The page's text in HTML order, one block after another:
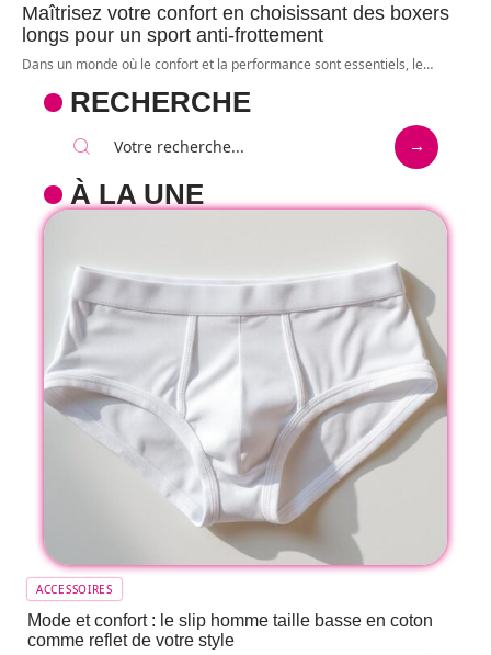
Maîtrisez votre confort en choisissant des boxers
longs pour un sport anti-frottement
Dans un monde où le confort et la performance sont essentiels, le…
RECHERCHE
À LA UNE
ACCESSOIRES
Mode et confort : le slip homme taille basse en coton
comme reflet de votre style